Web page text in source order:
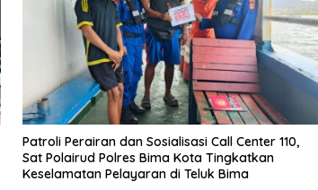
Patroli Perairan dan Sosialisasi Call Center 110,
Sat Polairud Polres Bima Kota Tingkatkan
Keselamatan Pelayaran di Teluk Bima